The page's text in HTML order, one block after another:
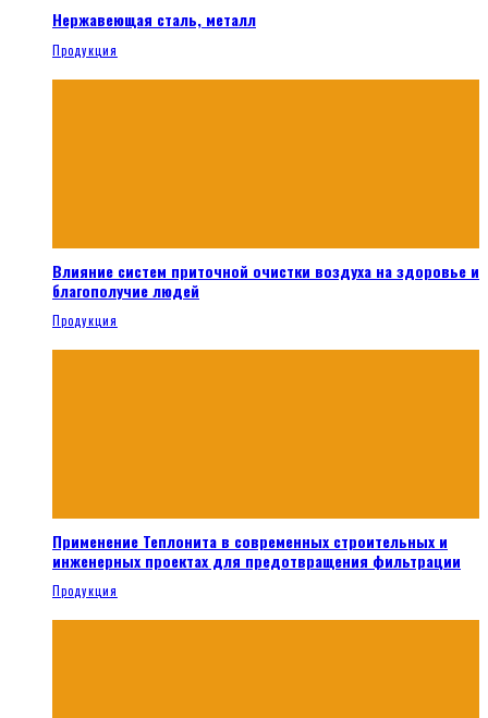
Нержавеющая сталь, металл
Продукция
Влияние систем приточной очистки воздуха на здоровье и
благополучие людей
Продукция
Применение Теплонита в современных строительных и
инженерных проектах для предотвращения фильтрации
Продукция